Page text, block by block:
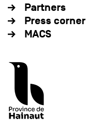
Partners
Press corner
MACS